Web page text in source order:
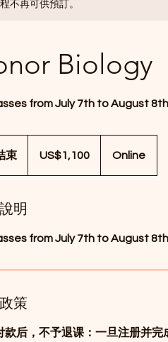
不再可供預訂。
Biology
from July 7th to August 8th
束 US$1,100 Online
明
from July 7th to August 8th
策
款后，不予退课：一旦注册并完